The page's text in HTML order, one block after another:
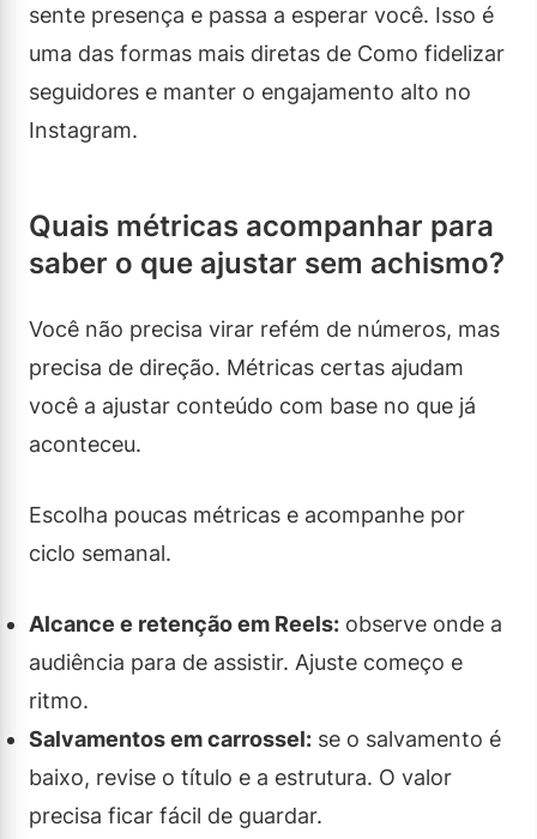
sente presença e passa a esperar você. Isso é
uma das formas mais diretas de Como fidelizar
seguidores e manter o engajamento alto no
Instagram.
Quais métricas acompanhar para
saber o que ajustar sem achismo?
Você não precisa virar refém de números, mas
precisa de direção. Métricas certas ajudam
você a ajustar conteúdo com base no que já
aconteceu.
Escolha poucas métricas e acompanhe por
ciclo semanal.
Alcance e retenção em Reels: observe onde a
audiência para de assistir. Ajuste começo e
ritmo.
Salvamentos em carrossel: se o salvamento é
baixo, revise o título e a estrutura. O valor
precisa ficar fácil de guardar.